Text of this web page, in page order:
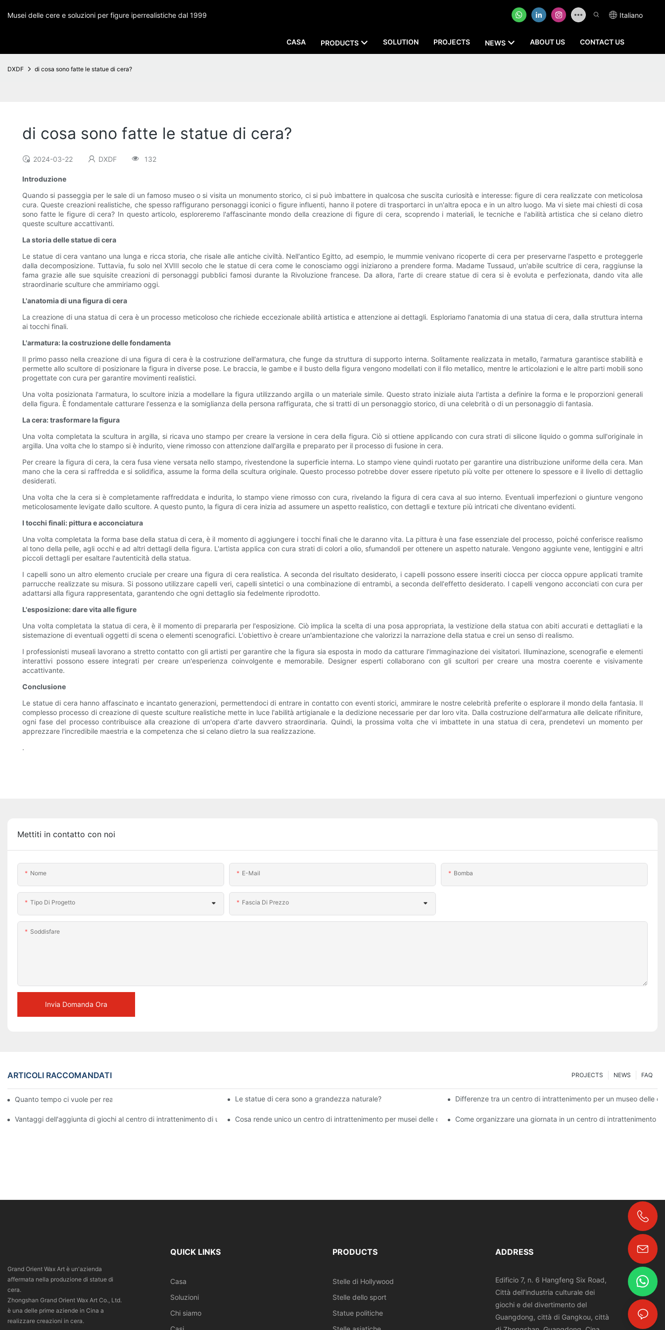
Musei delle cere e soluzioni per figure iperrealistiche dal 1999 Italiano
CASA PRODUCTS SOLUTION PROJECTS NEWS ABOUT US CONTACT US
DXDF di cosa sono fatte le statue di cera?
di cosa sono fatte le statue di cera?
2024-03-22 DXDF 132
Introduzione
Quando si passeggia per le sale di un famoso museo o si visita un monumento storico, ci si può imbattere in qualcosa che suscita curiosità e interesse: figure di cera realizzate con meticolosa
cura. Queste creazioni realistiche, che spesso raffigurano personaggi iconici o figure influenti, hanno il potere di trasportarci in un'altra epoca e in un altro luogo. Ma vi siete mai chiesti di cosa
sono fatte le figure di cera? In questo articolo, esploreremo l'affascinante mondo della creazione di figure di cera, scoprendo i materiali, le tecniche e l'abilità artistica che si celano dietro
queste sculture accattivanti.
La storia delle statue di cera
Le statue di cera vantano una lunga e ricca storia, che risale alle antiche civiltà. Nell'antico Egitto, ad esempio, le mummie venivano ricoperte di cera per preservarne l'aspetto e proteggerle
dalla decomposizione. Tuttavia, fu solo nel XVIII secolo che le statue di cera come le conosciamo oggi iniziarono a prendere forma. Madame Tussaud, un'abile scultrice di cera, raggiunse la
fama grazie alle sue squisite creazioni di personaggi pubblici famosi durante la Rivoluzione francese. Da allora, l'arte di creare statue di cera si è evoluta e perfezionata, dando vita alle
straordinarie sculture che ammiriamo oggi.
L'anatomia di una figura di cera
La creazione di una statua di cera è un processo meticoloso che richiede eccezionale abilità artistica e attenzione ai dettagli. Esploriamo l'anatomia di una statua di cera, dalla struttura interna
ai tocchi finali.
L'armatura: la costruzione delle fondamenta
Il primo passo nella creazione di una figura di cera è la costruzione dell'armatura, che funge da struttura di supporto interna. Solitamente realizzata in metallo, l'armatura garantisce stabilità e
permette allo scultore di posizionare la figura in diverse pose. Le braccia, le gambe e il busto della figura vengono modellati con il filo metallico, mentre le articolazioni e le altre parti mobili sono
progettate con cura per garantire movimenti realistici.
Una volta posizionata l'armatura, lo scultore inizia a modellare la figura utilizzando argilla o un materiale simile. Questo strato iniziale aiuta l'artista a definire la forma e le proporzioni generali
della figura. È fondamentale catturare l'essenza e la somiglianza della persona raffigurata, che si tratti di un personaggio storico, di una celebrità o di un personaggio di fantasia.
La cera: trasformare la figura
Una volta completata la scultura in argilla, si ricava uno stampo per creare la versione in cera della figura. Ciò si ottiene applicando con cura strati di silicone liquido o gomma sull'originale in
argilla. Una volta che lo stampo si è indurito, viene rimosso con attenzione dall'argilla e preparato per il processo di fusione in cera.
Per creare la figura di cera, la cera fusa viene versata nello stampo, rivestendone la superficie interna. Lo stampo viene quindi ruotato per garantire una distribuzione uniforme della cera. Man
mano che la cera si raffredda e si solidifica, assume la forma della scultura originale. Questo processo potrebbe dover essere ripetuto più volte per ottenere lo spessore e il livello di dettaglio
desiderati.
Una volta che la cera si è completamente raffreddata e indurita, lo stampo viene rimosso con cura, rivelando la figura di cera cava al suo interno. Eventuali imperfezioni o giunture vengono
meticolosamente levigate dallo scultore. A questo punto, la figura di cera inizia ad assumere un aspetto realistico, con dettagli e texture più intricati che diventano evidenti.
I tocchi finali: pittura e acconciatura
Una volta completata la forma base della statua di cera, è il momento di aggiungere i tocchi finali che le daranno vita. La pittura è una fase essenziale del processo, poiché conferisce realismo
al tono della pelle, agli occhi e ad altri dettagli della figura. L'artista applica con cura strati di colori a olio, sfumandoli per ottenere un aspetto naturale. Vengono aggiunte vene, lentiggini e altri
piccoli dettagli per esaltare l'autenticità della statua.
I capelli sono un altro elemento cruciale per creare una figura di cera realistica. A seconda del risultato desiderato, i capelli possono essere inseriti ciocca per ciocca oppure applicati tramite
parrucche realizzate su misura. Si possono utilizzare capelli veri, capelli sintetici o una combinazione di entrambi, a seconda dell'effetto desiderato. I capelli vengono acconciati con cura per
adattarsi alla figura rappresentata, garantendo che ogni dettaglio sia fedelmente riprodotto.
L'esposizione: dare vita alle figure
Una volta completata la statua di cera, è il momento di prepararla per l'esposizione. Ciò implica la scelta di una posa appropriata, la vestizione della statua con abiti accurati e dettagliati e la
sistemazione di eventuali oggetti di scena o elementi scenografici. L'obiettivo è creare un'ambientazione che valorizzi la narrazione della statua e crei un senso di realismo.
I professionisti museali lavorano a stretto contatto con gli artisti per garantire che la figura sia esposta in modo da catturare l'immaginazione dei visitatori. Illuminazione, scenografie e elementi
interattivi possono essere integrati per creare un'esperienza coinvolgente e memorabile. Designer esperti collaborano con gli scultori per creare una mostra coerente e visivamente
accattivante.
Conclusione
Le statue di cera hanno affascinato e incantato generazioni, permettendoci di entrare in contatto con eventi storici, ammirare le nostre celebrità preferite o esplorare il mondo della fantasia. Il
complesso processo di creazione di queste sculture realistiche mette in luce l'abilità artigianale e la dedizione necessarie per dar loro vita. Dalla costruzione dell'armatura alle delicate rifiniture,
ogni fase del processo contribuisce alla creazione di un'opera d'arte davvero straordinaria. Quindi, la prossima volta che vi imbattete in una statua di cera, prendetevi un momento per
apprezzare l'incredibile maestria e la competenza che si celano dietro la sua realizzazione.
.
Mettiti in contatto con noi
Nome E-Mail Bomba
Tipo Di Progetto Fascia Di Prezzo
Soddisfare
Invia Domanda Ora
ARTICOLI RACCOMANDATI FAQ
NEWS
PROJECTS
Quanto tempo ci vuole per realizzare una statua di cera? Le statue di cera sono a grandezza naturale? Differenze tra un centro di intrattenimento per un museo delle
Vantaggi dell'aggiunta di giochi al centro di intrattenimento di un museo delle cere | DXDF ArtCosa rende unico un centro di intrattenimento per musei delle cere? | DXDF ArtCome organizzare una giornata in un centro di intrattenimento
Grand Orient Wax Art è un'azienda
affermata nella produzione di statue di
cera.
Zhongshan Grand Orient Wax Art Co., Ltd.
è una delle prime aziende in Cina a
realizzare creazioni in cera.
QUICK LINKS
Casa
Soluzioni
Chi siamo
PRODUCTS
Stelle di Hollywood
Stelle dello sport
Statue politiche
ADDRESS
Edificio 7, n. 6 Hangfeng Six Road,
Città dell'industria culturale dei
giochi e del divertimento del
Guangdong, città di Gangkou, città